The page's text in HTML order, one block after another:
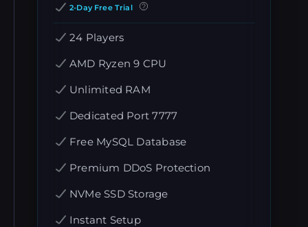
2-Day Free Trial
24 Players
AMD Ryzen 9 CPU
Unlimited RAM
Dedicated Port 7777
Free MySQL Database
Premium DDoS Protection
NVMe SSD Storage
Instant Setup